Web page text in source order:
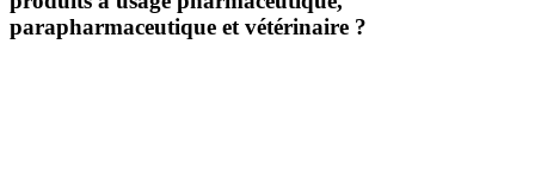
parapharmaceutique et vétérinaire ?